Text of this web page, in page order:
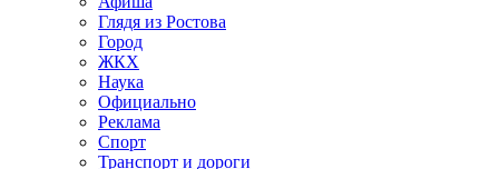
Глядя из Ростова
Город
ЖКХ
Наука
Официально
Реклама
Спорт
Транспорт и дороги